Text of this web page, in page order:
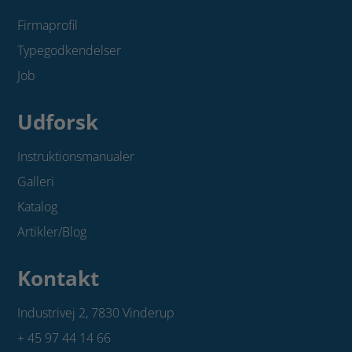
Firmaprofil
Typegodkendelser
Job
Udforsk
Instruktionsmanualer
Galleri
Katalog
Artikler/Blog
Kontakt
Industrivej 2, 7830 Vinderup
+ 45 97 44 14 66